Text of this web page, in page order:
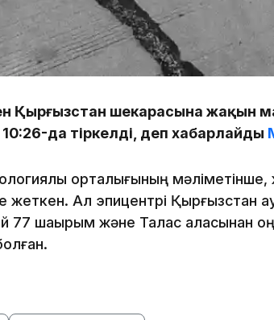
Қырғызстан шекарасына жақын
да тіркелді, деп хабарлайды
орталығының
жеткен. Ал эпицентрі Қырғызстан
77 шақырым және Талас қаласынан